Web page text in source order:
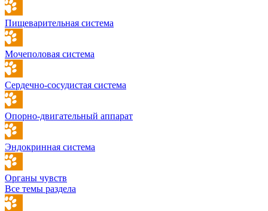
Пищеварительная система
Мочеполовая система
Сердечно-сосудистая система
Опорно-двигательный аппарат
Эндокринная система
Органы чувств
Все темы раздела